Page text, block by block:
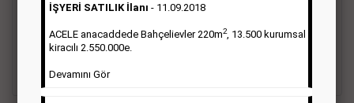
ifade edilebilen ilanlardır. Gazetelerin tirajını önemli ölçüde
etkilerler ve gazete gelirlerinin de önemli bir bölümünü
oluştururlar.Sabah sarı sayfa eleman ilanlarında 6 kelime
sayısı şartı aranmamaktadır.
Detaylı Bilgi & İlan Örnekleri
İŞYERİ SATILIK İlanı - 11.09.2018
ACELE anacaddede Bahçelievler 220m2, 13.500 kurumsal
kiracılı 2.550.000e.
Devamını Gör